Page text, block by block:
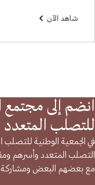
شاهد الآن
انضم إلى مجتمع
للتصلب المتعدد
في الجمعية الوطنية
التصلب المتعدد وأسرهم
مع بعضهم البعض ومشاركة